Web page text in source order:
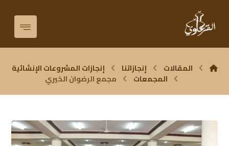
المقالات إنجازاتنا
إنجازات المشروعات الإنشائية
المجمعات
مجمع الرضوان الخيري